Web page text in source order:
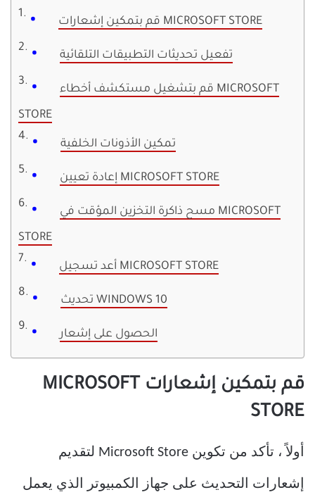
قم بتمكين إشعارات MICROSOFT STORE
تفعيل تحديثات التطبيقات التلقائية
قم بتشغيل مستكشف أخطاء MICROSOFT
STORE
تمكين الأذونات الخلفية
إعادة تعيين MICROSOFT STORE
مسح ذاكرة التخزين المؤقت في MICROSOFT
STORE
أعد تسجيل MICROSOFT STORE
تحديث WINDOWS 10
الحصول على إشعار
قم بتمكين إشعارات MICROSOFT
STORE
أولاً ، تأكد من تكوين Microsoft Store لتقديم
إشعارات التحديث على جهاز الكمبيوتر الذي يعمل